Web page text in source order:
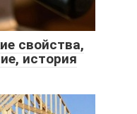
свойства,
история